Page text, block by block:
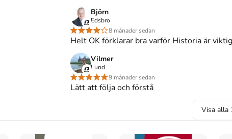
uppl. Studentlitteratur AB.
uppl.). Studentlitteratur AB.
Björn
Edsbro
8 månader sedan
Helt OK förklarar bra varför Historia är
Vilmer
Lund
9 månader sedan
Lätt att följa och förstå
Visa alla